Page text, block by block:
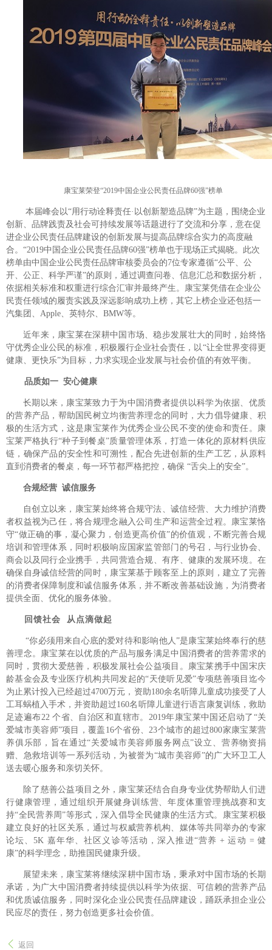
康宝莱荣登“2019中国企业公民责任品牌60强”榜单
本届峰会以“用行动诠释责任·以创新塑造品牌”为主题，围绕企业
创新、品牌践责及社会可持续发展等话题进行了交流和分享，意在促
进企业公民责任品牌建设的创新发展与提高品牌综合实力的高度融
合。“2019中国企业公民责任品牌60强”榜单也于现场正式揭晓。此次
榜单由中国企业公民责任品牌审核委员会的7位专家遵循“公平、公
开、公正、科学严谨”的原则，通过调查问卷、信息汇总和数据分析，
依据相关标准和权重进行综合汇审并最终产生。康宝莱凭借在企业公
民责任领域的履责实践及深远影响成功上榜，其它上榜企业还包括一
汽集团、 Apple 、英特尔、 BMW等。
近年来，康宝莱在深耕中国市场、稳步发展壮大的同时，始终恪
守优秀企业公民的标准，积极履行企业社会责任，以“让全世界变得更
健康、更快乐”为目标，力求实现企业发展与社会价值的有效平衡。
品质如一 安心健康
长期以来，康宝莱致力于为中国消费者提供以科学为依据、优质
的营养产品，帮助国民树立均衡营养理念的同时，大力倡导健康、积
极的生活方式，这是康宝莱作为优秀企业公民不变的使命和责任。康
宝莱严格执行“种子到餐桌”质量管理体系，打造一体化的原材料供应
链，确保产品的安全性和可溯性，配合先进创新的生产工艺，从原料
直到消费者的餐桌，每一环节都严格把控，确保 “舌尖上的安全”。
合规经营 诚信服务
自创立以来，康宝莱始终将合规守法、诚信经营、大力维护消费
者权益视为己任，将合规理念融入公司生产和运营全过程。康宝莱恪
守“做正确的事，凝心聚力，创造更高价值”的价值观，不断完善合规
培训和管理体系，同时积极响应国家监管部门的号召，与行业协会、
商会以及同行企业携手，共同营造合规、有序、健康的发展环境。在
确保自身诚信经营的同时，康宝莱基于顾客至上的原则，建立了完善
的消费者保障制度和诚信服务体系，并不断改善基础设施，为消费者
提供全面、优化的服务体验。
回馈社会 从点滴做起
“你必须用来自心底的爱对待和影响他人”是康宝莱始终奉行的慈
善理念。康宝莱在以优质的产品与服务满足中国消费者的营养需求的
同时，贯彻大爱慈善，积极发展社会公益项目。康宝莱携手中国宋庆
龄基金会及专业医疗机构共同发起的“天使听见爱”专项慈善项目迄今
为止累计投入已经超过4700万元，资助180余名听障儿童成功接受了人
工耳蜗植入手术，并资助超过160名听障儿童进行语言康复训练，救助
足迹遍布22 个省、自治区和直辖市。2019年康宝莱中国还启动了“关
爱城市美容师”项目，覆盖16个省份、23个城市的超过800家康宝莱营
养俱乐部，旨在通过“关爱城市美容师服务网点”设立、营养物资捐
赠、急救培训等一系列活动，为被誉为“城市美容师”的广大环卫工人
送去暖心服务和亲切关怀。
除了慈善公益项目之外，康宝莱还结合自身专业优势帮助人们进
行健康管理，通过组织开展健身训练营、年度体重管理挑战赛和支
持“全民营养周”等形式，深入倡导全民健康的生活方式。康宝莱积极
建立良好的社区关系，通过与权威营养机构、媒体等共同举办的专家
论坛、5K 嘉年华、社区义诊等活动，深入推进“营养 + 运动 = 健
康”的科学理念，助推国民健康升级。
展望未来，康宝莱将继续深耕中国市场，秉承对中国市场的长期
承诺，为广大中国消费者持续提供以科学为依据、可信赖的营养产品
和优质诚信服务，同时深化企业公民责任品牌建设，踊跃承担企业公
民应尽的责任，努力创造更多社会价值。
返回